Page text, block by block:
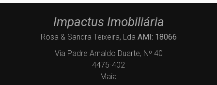
Impactus Imobiliária
Rosa & Sandra Teixeira, Lda AMI: 18066
Via Padre Arnaldo Duarte, Nº 40
4475-402
Maia